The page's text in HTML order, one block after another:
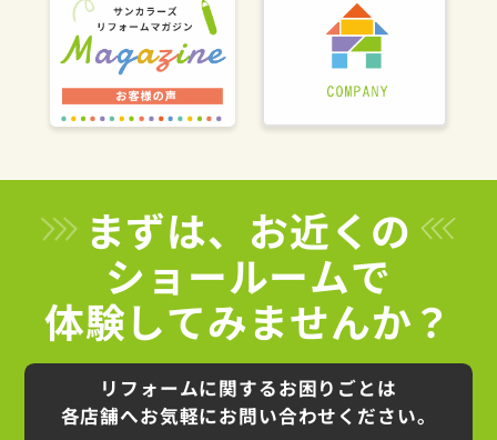
まずは、お近くの
ショールームで
体験してみませんか？
リフォームに関するお困りごとは
各店舗へお気軽にお問い合わせください。